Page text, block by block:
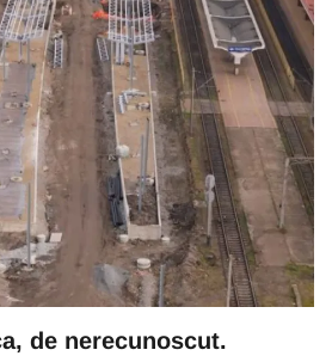
de nerecunoscut.